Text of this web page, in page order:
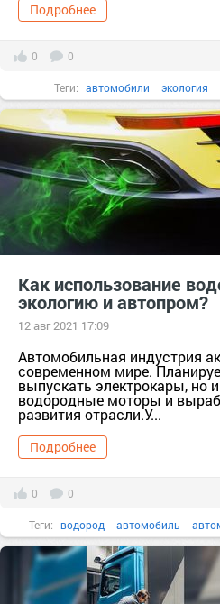
Подробнее
0 0
Теги: автомобили экология
Как использование
экологию и автопром?
12 авг 2021 17:09
Автомобильная индустрия
современном мире.
выпускать электрокары, но
водородные моторы и
развития отрасли.У...
Подробнее
0 0
Теги: водород автомобиль